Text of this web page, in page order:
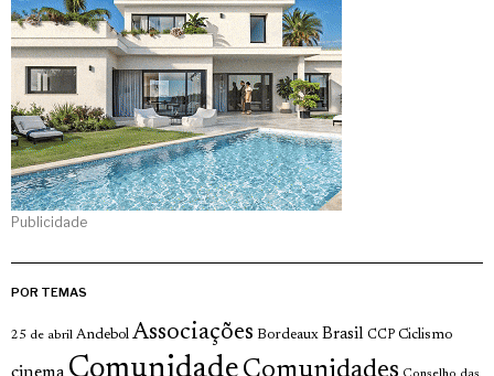
Publicidade
POR TEMAS
25 de abril Andebol Associações Bordeaux Brasil CCP Ciclismo
Comunidade Comunidades